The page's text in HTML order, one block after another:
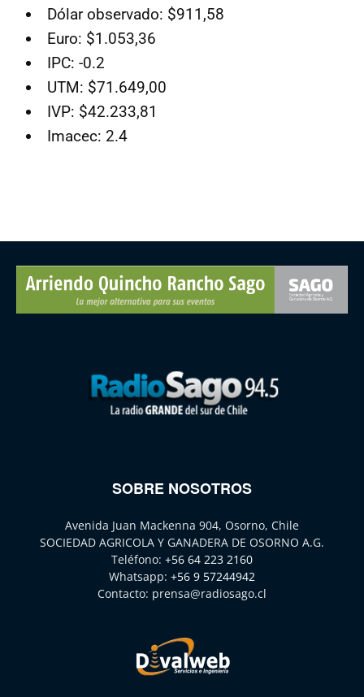
Dólar observado: $911,58
Euro: $1.053,36
IPC: -0.2
UTM: $71.649,00
IVP: $42.233,81
Imacec: 2.4
SOBRE NOSOTROS
Avenida Juan Mackenna 904, Osorno, Chile
SOCIEDAD AGRICOLA Y GANADERA DE OSORNO A.G.
Teléfono: +56 64 223 2160
Whatsapp: +56 9 57244942
Contacto: prensa@radiosago.cl